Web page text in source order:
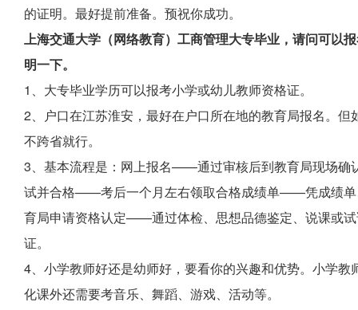
的证明。最好提前准备。预祝你成功。
上海交通大学（网络教育）工商管理大专毕业，请问可以
明一下。
1、大专毕业学历可以报考小学或幼儿教师资格证。
2、户口在江苏淮安，最好在户口所在地的教育局报名。
不跨省就行。
3、基本流程是：网上报名——通过审核后到教育局现场
试并合格——考后一个月左右领取合格成绩单——凭成绩单
育局申请资格认定——通过体检、思想品德鉴定、说课或
证。
4、小学教师好还是幼师好，要看你的兴趣和优势。小学
化课外还需要考音乐、舞蹈、游戏、活动等。